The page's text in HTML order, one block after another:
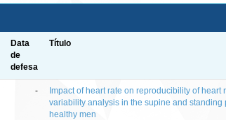
Data
de
defesa
Título
-
Impact of heart rate on reproducibility of heart
variability analysis in the supine and standing
healthy men